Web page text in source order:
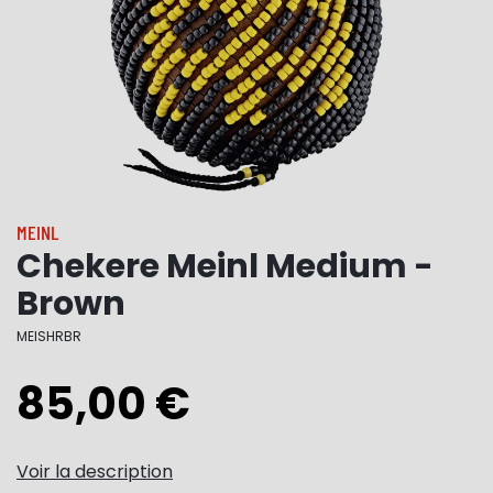
MEINL
Chekere Meinl Medium -
Brown
MEISHRBR
85,00 €
Voir la description